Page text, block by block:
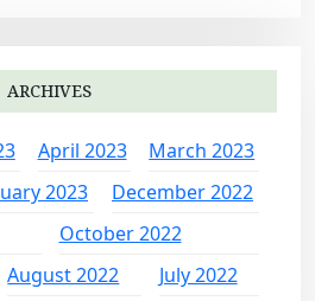
ARCHIVES
April 2023
March 2023
2023
December 2022
October 2022
August 2022
July 2022